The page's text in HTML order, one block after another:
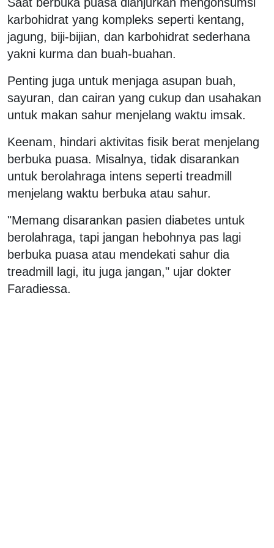
karbohidrat yang kompleks seperti kentang,
jagung, biji-bijian, dan karbohidrat sederhana
yakni kurma dan buah-buahan.
Penting juga untuk menjaga asupan buah,
sayuran, dan cairan yang cukup dan usahakan
untuk makan sahur menjelang waktu imsak.
Keenam, hindari aktivitas fisik berat menjelang
berbuka puasa. Misalnya, tidak disarankan
untuk berolahraga intens seperti treadmill
menjelang waktu berbuka atau sahur.
"Memang disarankan pasien diabetes untuk
berolahraga, tapi jangan hebohnya pas lagi
berbuka puasa atau mendekati sahur dia
treadmill lagi, itu juga jangan," ujar dokter
Faradiessa.